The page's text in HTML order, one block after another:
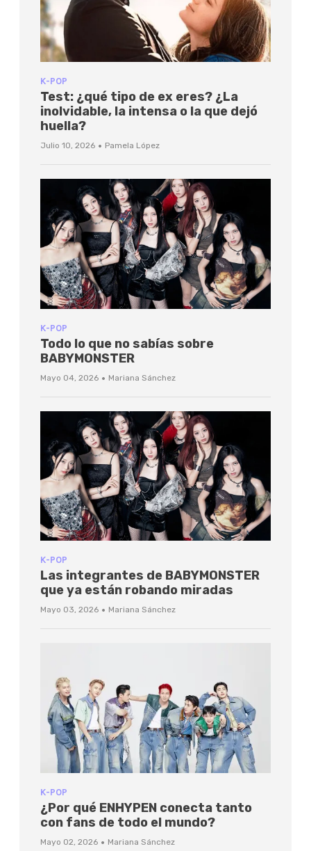
K-POP
Test: ¿qué tipo de ex eres? ¿La
inolvidable, la intensa o la que dejó
huella?
Julio 10, 2026 · Pamela López
K-POP
Todo lo que no sabías sobre
BABYMONSTER
Mayo 04, 2026 · Mariana Sánchez
K-POP
Las integrantes de BABYMONSTER
que ya están robando miradas
Mayo 03, 2026 · Mariana Sánchez
K-POP
¿Por qué ENHYPEN conecta tanto
con fans de todo el mundo?
Mayo 02, 2026 · Mariana Sánchez